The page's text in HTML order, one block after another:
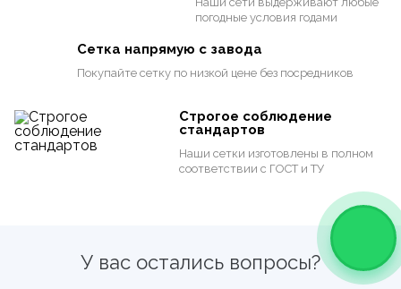
погодные условия годами
Сетка напрямую с завода
Покупайте сетку по низкой цене без посредников
Строгое соблюдение
стандартов
Наши сетки изготовлены в полном
соответствии с ГОСТ и ТУ
У вас остались вопросы?